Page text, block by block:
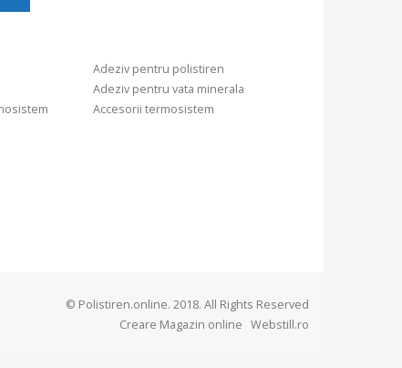
Adeziv pentru polistiren
Adeziv pentru vata minerala
Accesorii termosistem
© Polistiren.online. 2018. All Rights Reserved
Creare Magazin online Webstill.ro